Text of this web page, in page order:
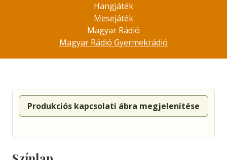
Hangjáték
Mesejáték
Magyar Rádió
Magyar Rádió Gyermekrádió
Produkciós kapcsolati ábra megjelenítése